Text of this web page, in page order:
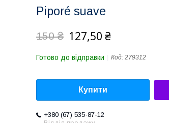
Piporé suave
150 ₴ 127,50 ₴
Готово до відправки Код: 279312
Купити
+380 (67) 535-87-12